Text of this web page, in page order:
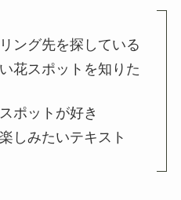
ング先を探している
花スポットを知りた
ポットが好き
しみたいテキスト